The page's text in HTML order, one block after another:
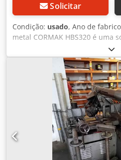
Solicitar
Condição: usado, Ano de
metal CORMAK HBS320 é uma
profissional para oficinas e
necessitam de uma máquina
perfis e materiais metálicos
construção robusta, a ampla
corte e a capacidade de
dispositivos de alimentação
versátil para metal, adequada
produção e serviços. Principais
Corte em ângulo de -45° a
em ambos os lados sem a
do material. * Motor potente de